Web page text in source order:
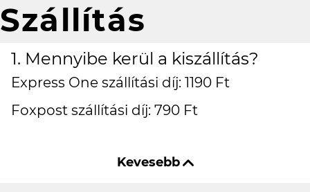
Szállítás
1. Mennyibe kerül a kiszállítás?
Express One szállítási díj: 1190 Ft
Foxpost szállítási díj: 790 Ft